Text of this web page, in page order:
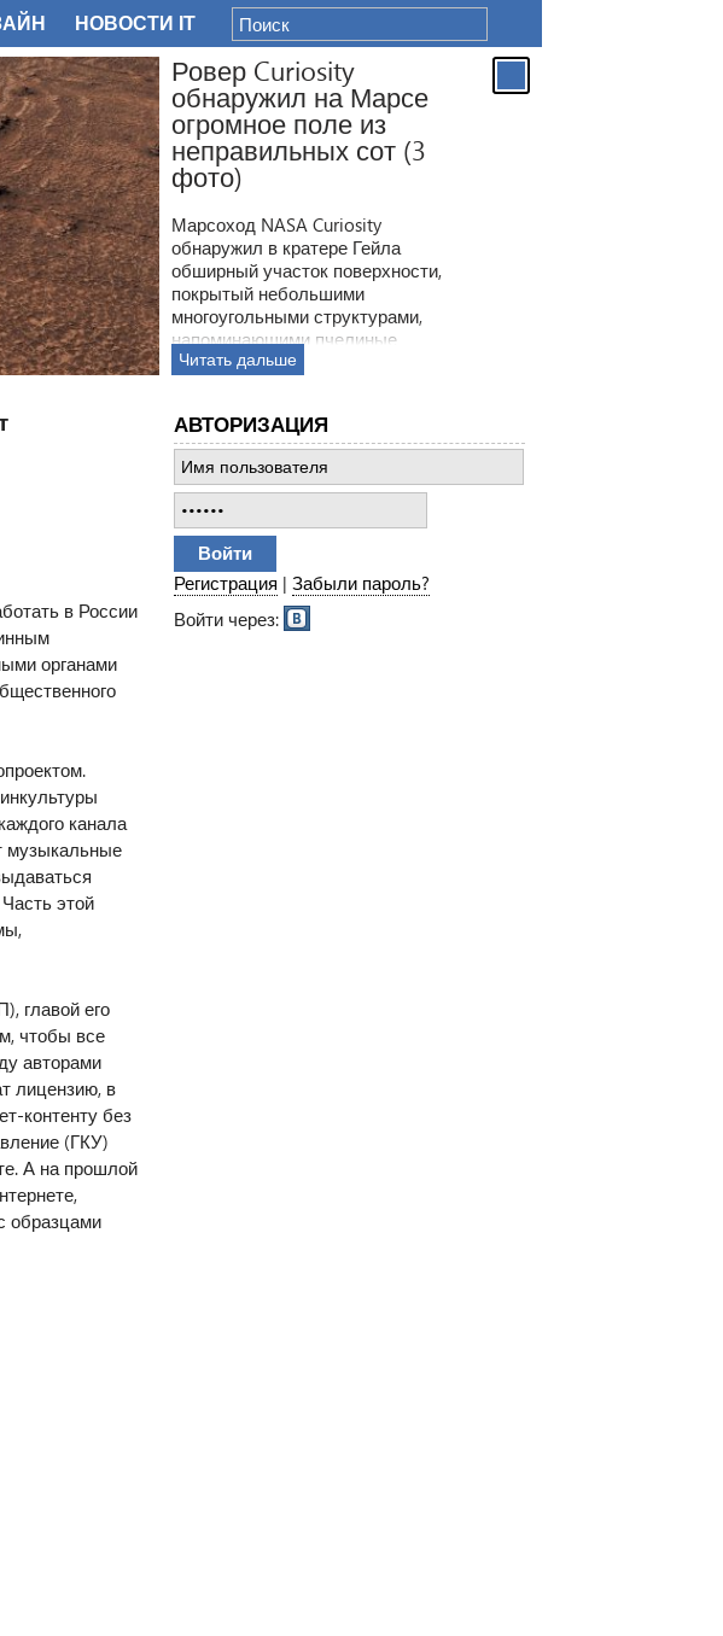
Ровер Curiosity
обнаружил на Марсе
огромное поле из
неправильных сот (3
фото)
Марсоход NASA Curiosity
обнаружил в кратере Гейла
обширный участок поверхности,
покрытый небольшими
многоугольными структурами,
напоминающими пчелиные
соты. Ранее ровер находил
затмила все предыдущее такие
открытия.
Читать дальше
в России
органами
канала
музыкальные
этой
главой его
чтобы все
авторами
лицензию, в
контенту без
(ГКУ)
А на прошлой
образцами
АВТОРИЗАЦИЯ
Регистрация | Забыли пароль?
Войти через:
НОВОСТИ IT